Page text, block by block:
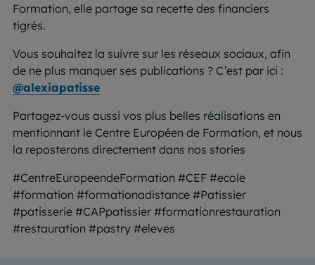
Formation, elle partage sa recette des financiers
tigrés.
Vous souhaitez la suivre sur les réseaux sociaux, afin
de ne plus manquer ses publications ? C’est par ici :
@alexiapatisse
Partagez-vous aussi vos plus belles réalisations en
mentionnant le Centre Européen de Formation, et nous
la reposterons directement dans nos stories
#CentreEuropeendeFormation #CEF #ecole
#formation #formationadistance #Patissier
#patisserie #CAPpatissier #formationrestauration
#restauration #pastry #eleves